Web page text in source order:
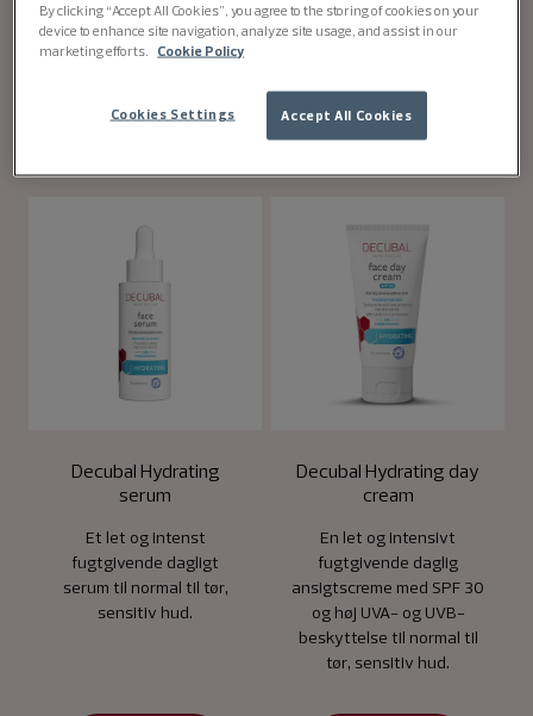
sensitiv hud.
Køb nu
Decubal Hydrating
serum
Et let og intenst
fugtgivende dagligt
serum til normal til tør,
sensitiv hud.
Decubal Hydrating day
cream
En let og intensivt
fugtgivende daglig
ansigtscreme med SPF 30
og høj UVA- og UVB-
beskyttelse til normal til
tør, sensitiv hud.
By clicking “Accept All Cookies”, you agree to the storing of cookies on your
device to enhance site navigation, analyze site usage, and assist in our
marketing efforts.
Cookie Policy
Accept All Cookies
Cookies Settings